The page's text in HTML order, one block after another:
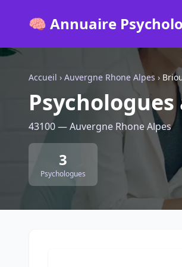
🧠 Annuaire
Accueil › Auvergne Rhone Alpes ›
43100 — Auvergne Rhone Alpes
3
Psychologues